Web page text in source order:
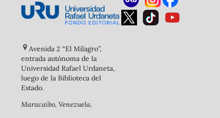
Avenida 2 “El Milagro”,
entrada autónoma de la
Universidad Rafael Urdaneta,
luego de la Biblioteca del
Estado.
Maracaibo, Venezuela.